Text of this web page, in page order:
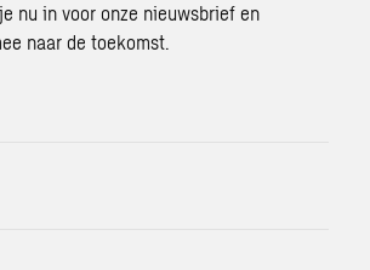
nu in voor onze nieuwsbrief en
naar de toekomst.